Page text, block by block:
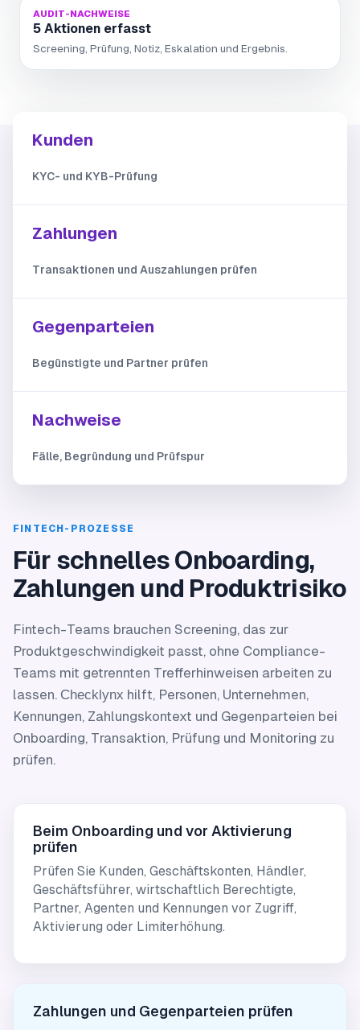
AUDIT-NACHWEISE
5 Aktionen erfasst
Screening, Prüfung, Notiz, Eskalation und Ergebnis.
Kunden
KYC- und KYB-Prüfung
Zahlungen
Transaktionen und Auszahlungen prüfen
Gegenparteien
Begünstigte und Partner prüfen
Nachweise
Fälle, Begründung und Prüfspur
FINTECH-PROZESSE
Für schnelles Onboarding,
Zahlungen und Produktrisiko
Fintech-Teams brauchen Screening, das zur
Produktgeschwindigkeit passt, ohne Compliance-
Teams mit getrennten Trefferhinweisen arbeiten zu
lassen. Checklynx hilft, Personen, Unternehmen,
Kennungen, Zahlungskontext und Gegenparteien bei
Onboarding, Transaktion, Prüfung und Monitoring zu
prüfen.
Beim Onboarding und vor Aktivierung
prüfen
Prüfen Sie Kunden, Geschäftskonten, Händler,
Geschäftsführer, wirtschaftlich Berechtigte,
Partner, Agenten und Kennungen vor Zugriff,
Aktivierung oder Limiterhöhung.
Zahlungen und Gegenparteien prüfen